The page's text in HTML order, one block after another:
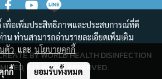
BY WORLD HEALTH DISINFECTION
ALL RIGHT RESERVED.
เพื่อเพิ่มประสิทธิภาพและประสบการณ์ที่ดี
าน ท่านสามารถอ่านรายละเอียดเพิ่มเติม
ตัว และ นโยบายคุกกี้
กกี้ ยอมรับทั้งหมด